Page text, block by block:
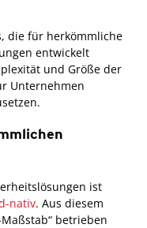
die für herkömmliche
entwickelt
und Größe der
Unternehmen
ist
nativ. Aus diesem
betrieben